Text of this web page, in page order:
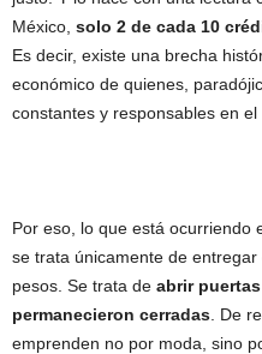
México, solo 2 de cada 10
Es decir, existe una brecha
económico de quienes,
constantes y responsables en
Por eso, lo que está ocurriendo
se trata únicamente de
pesos. Se trata de abrir
permanecieron cerradas . De
emprenden no por moda, sino